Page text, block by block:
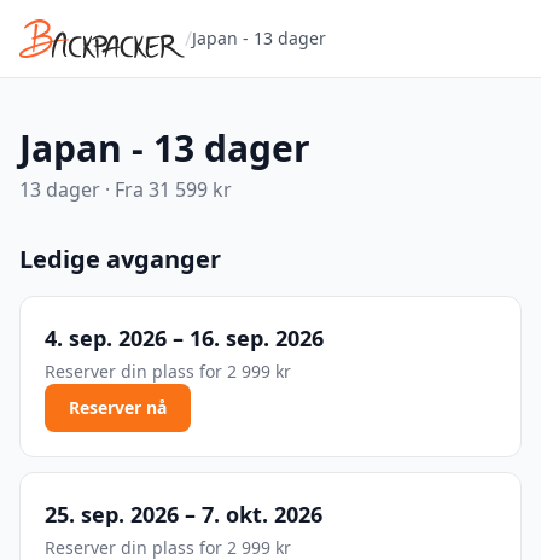
/Japan - 13 dager
Japan - 13 dager
13 dager · Fra 31 599 kr
Ledige avganger
4. sep. 2026 – 16. sep. 2026
Reserver din plass for 2 999 kr
Reserver nå
25. sep. 2026 – 7. okt. 2026
Reserver din plass for 2 999 kr